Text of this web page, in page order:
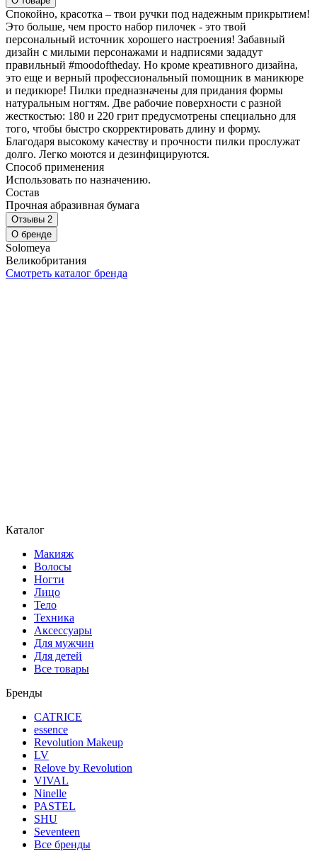
Спокойно, красотка – твои ручки под надежным прикрытием!
Это больше, чем просто набор пилочек - это твой
персональный источник хорошего настроения! Забавный
дизайн с милыми персонажами и надписями зададут
правильный #moodoftheday. Но кроме креативного дизайна,
это еще и верный профессиональный помощник в маникюре
и педикюре! Пилки предназначены для придания формы
натуральным ногтям. Две рабочие поверхности с разной
жесткостью: 180 и 220 грит предусмотрены специально для
того, чтобы быстро скорректировать длину и форму.
Благодаря высокому качеству и прочности пилки прослужат
долго. Легко моются и дезинфицируются.
Способ применения
Использовать по назначению.
Состав
Прочная абразивная бумага
Отзывы 2
О бренде
Solomeya
Великобритания
Смотреть каталог бренда
Каталог
Макияж
Волосы
Ногти
Лицо
Тело
Техника
Аксессуары
Для мужчин
Для детей
Все товары
Бренды
CATRICE
essence
Revolution Makeup
LV
Relove by Revolution
VIVAL
Ninelle
PASTEL
SHU
Seventeen
Все бренды